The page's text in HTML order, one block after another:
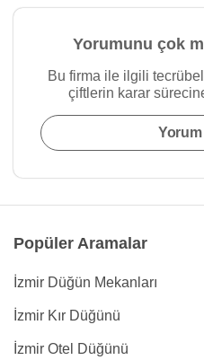
Yorumunu çok
Bu firma ile ilgili
çiftlerin karar
Yorum
Popüler Aramalar
İzmir Düğün Mekanları
İzmir Kır Düğünü
İzmir Otel Düğünü